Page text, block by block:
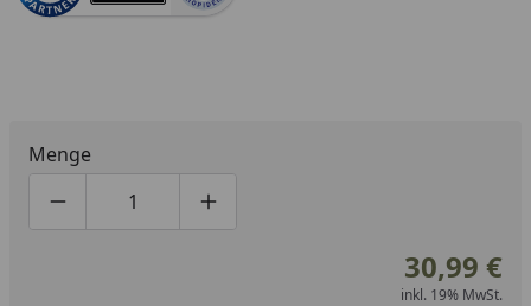
Menge
Produktmenge um eins verringern
Produktmenge manuell eingeben
Produktmenge um eins erhöhen
30,99 €
inkl. 19% MwSt.